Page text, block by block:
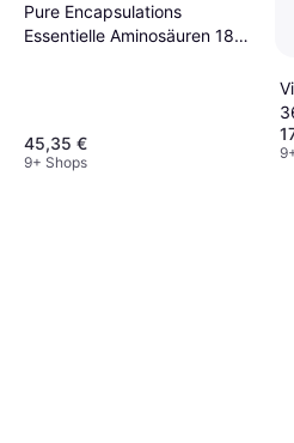
Pure Encapsulations
Essentielle Aminosäuren 180
45,35 €
9+ Shops